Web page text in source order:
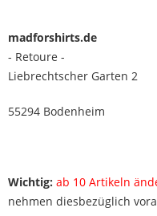
madforshirts.de
- Retoure -
Liebrechtscher Garten 2
55294 Bodenheim
Wichtig: ab 10 Artikeln
nehmen diesbezüglich